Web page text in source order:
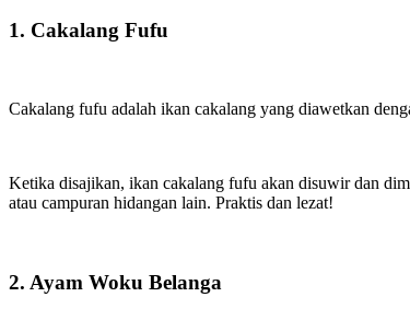
1. Cakalang Fufu
Cakalang fufu adalah ikan cakalang yang diawetkan
Ketika disajikan, ikan cakalang fufu akan disuwir dan
atau campuran hidangan lain. Praktis dan lezat!
2. Ayam Woku Belanga